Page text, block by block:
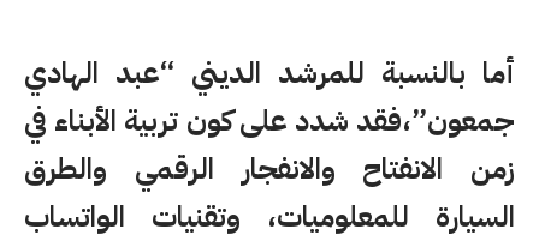
أما بالنسبة للمرشد الديني “عبد الهادي
جمعون”،فقد شدد على كون تربية الأبناء في
زمن الانفتاح والانفجار الرقمي والطرق
السيارة للمعلوميات، وتقنيات الواتساب